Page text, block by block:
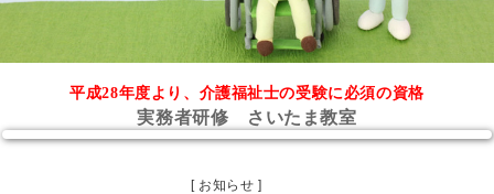
平成28年度より、介護福祉士の受験に必須の資格
実務者研修 さいたま教室
[ お知らせ ]